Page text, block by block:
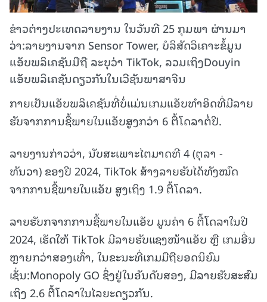
ຂ່າວຕ່າງປະເທດລາຍງານ ໃນວັນທີ 25 ກຸມພາ ຜ່ານມາ
ວ່າ:ລາຍງານຈາກ Sensor Tower, ບໍລິສັດວິເຄາະຂໍ້ມູນ
ແອັບພລິເຄຊັນມືຖື ລະບຸວ່າ TikTok, ລວມເຖິງDouyin
ແອັບພລິເຄຊັນດຽວກັນໃນເວີຊັນພາສາຈີນ
ກາຍເປັນແອັບພລິເຄຊັນທີ່ບໍ່ແມ່ນເກມແອັບທຳອິດທີ່ມີລາຍ
ຮັບຈາກການຊື້ພາຍໃນແອັບສູງກວ່າ 6 ຕື້ໂດລາຕໍ່ປີ.
ລາຍງານກ່າວວ່າ, ນັບສະເພາະໄຕມາດທີ 4 (ຕຸລາ -
ທັນວາ) ຂອງປີ 2024, TikTok ສ້າງລາຍຮັບໄດ້ທັງໝົດ
ຈາກການຊື້ພາຍໃນແອັບ ສູງເຖິງ 1.9 ຕື້ໂດລາ.
ລາຍຮັບກຈາກການຊື້ພາຍໃນແອັບ ມູນຄ່າ 6 ຕື້ໂດລາໃນປີ
2024, ເຮັດໃຫ້ TikTok ມີລາຍຮັບແຊງໜ້າແອັບ ຫຼື ເກມອື່ນ
ຫຼາຍກວ່າສອງເທົ່າ, ໃນຂະນະທີ່ເກມມືຖືຍອດນິຍົມ
ເຊັ່ນ:Monopoly GO ຊຶ່ງຢູ່ໃນອັນດັບສອງ, ມີລາຍຮັບສະສົມ
ເຖິງ 2.6 ຕື້ໂດລາໃນໄລຍະດຽວກັນ.